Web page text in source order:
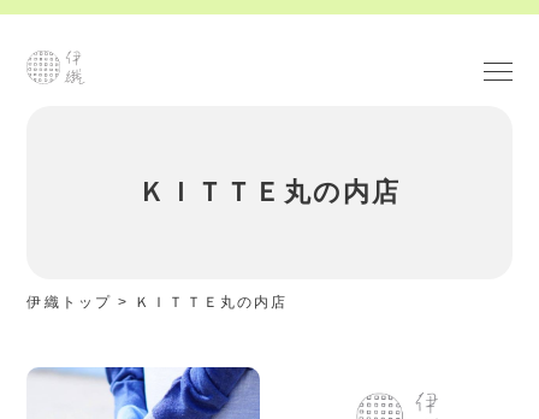
ＫＩＴＴＥ丸の内店
伊織トップ > ＫＩＴＴＥ丸の内店